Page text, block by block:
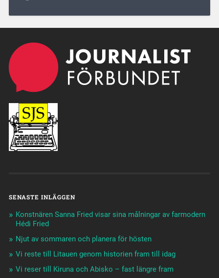
SENASTE INLÄGGEN
Konstnären Sanna Fried visar sina målningar av farmodern
Hédi Fried
Njut av sommaren och planera för hösten
Vi reste till Litauen genom historien fram till idag
Vi reser till Kiruna och Abisko – fast längre fram